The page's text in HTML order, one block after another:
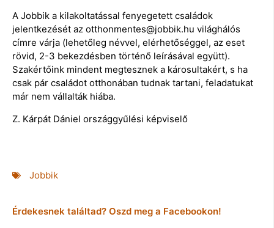
A Jobbik a kilakoltatással fenyegetett családok
jelentkezését az otthonmentes@jobbik.hu világhálós
címre várja (lehetőleg névvel, elérhetőséggel, az eset
rövid, 2-3 bekezdésben történő leírásával együtt).
Szakértőink mindent megtesznek a károsultakért, s ha
csak pár családot otthonában tudnak tartani, feladatukat
már nem vállalták hiába.
Z. Kárpát Dániel országgyűlési képviselő
Jobbik
Érdekesnek találtad? Oszd meg a Facebookon!